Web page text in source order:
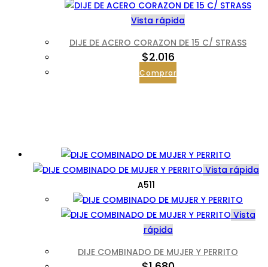
Vista rápida
DIJE DE ACERO CORAZON DE 15 C/ STRASS
$2.016
Comprar
Vista rápida
A511
Vista
rápida
DIJE COMBINADO DE MUJER Y PERRITO